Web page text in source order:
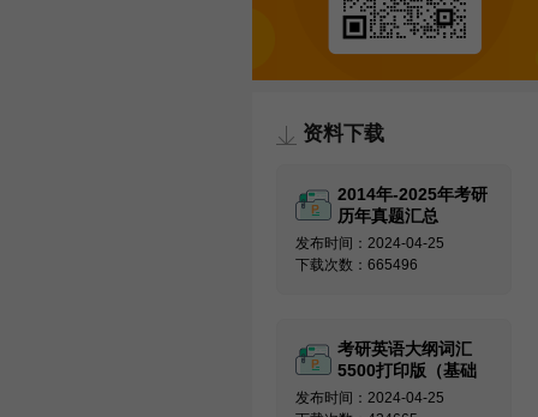
资料下载
2014年-2025年考研
历年真题汇总
发布时间：2024-04-25
下载次数：665496
考研英语大纲词汇
5500打印版（基础
必备）
发布时间：2024-04-25